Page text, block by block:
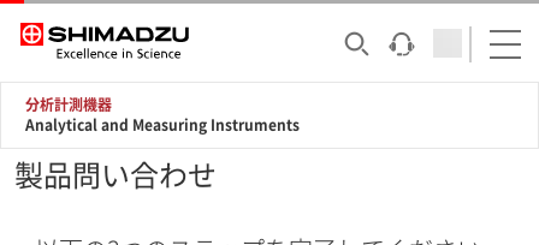
分析計測機器
Analytical and Measuring Instruments
製品問い合わせ